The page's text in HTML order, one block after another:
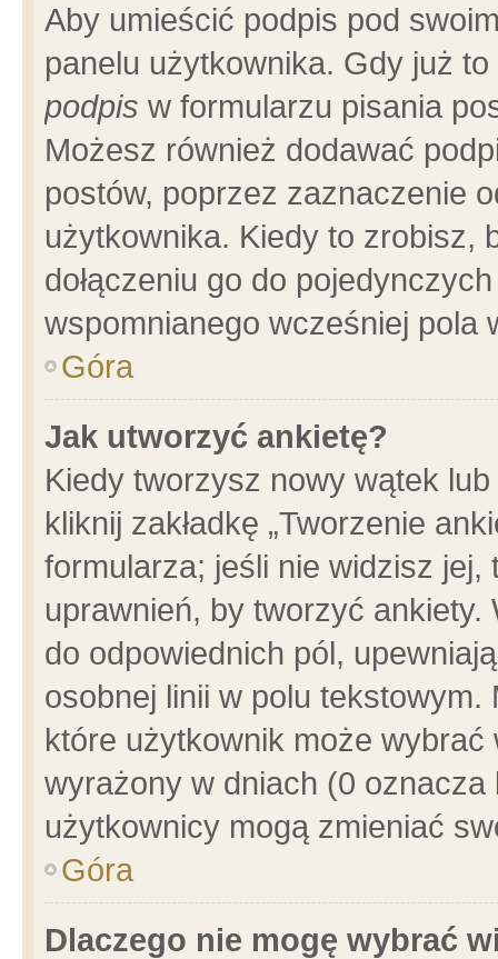
Aby umieścić podpis pod
panelu użytkownika. Gdy już
podpis w formularzu pisania
Możesz również dodawać
postów, poprzez zaznaczenie
użytkownika. Kiedy to zrobisz,
dołączeniu go do
wspomnianego wcześniej pola
Góra
Jak utworzyć ankietę?
Kiedy tworzysz nowy wątek
kliknij zakładkę „Tworzenie
formularza; jeśli nie widzisz
uprawnień, by tworzyć ankiety.
do odpowiednich pól,
osobnej linii w polu
które użytkownik może
wyrażony w dniach (0
użytkownicy mogą zmieniać
Góra
Dlaczego nie mogę wybrać